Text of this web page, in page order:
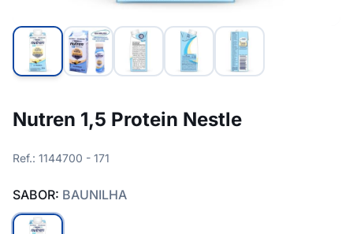
Nutren 1,5 Protein Nestle
Ref.: 1144700 - 171
SABOR: BAUNILHA